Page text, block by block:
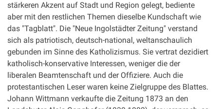
stärkeren Akzent auf Stadt und Region gelegt, bediente
aber mit den restlichen Themen dieselbe Kundschaft wie
das "Tagblatt". Die "Neue Ingolstädter Zeitung" verstand
sich als patriotisch, deutsch-national, weltanschaulich
gebunden im Sinne des Katholizismus. Sie vertrat dezidiert
katholisch-konservative Interessen, weniger die der
liberalen Beamtenschaft und der Offiziere. Auch die
protestantischen Leser waren keine Zielgruppe des Blattes.
Johann Wittmann verkaufte die Zeitung 1873 an den